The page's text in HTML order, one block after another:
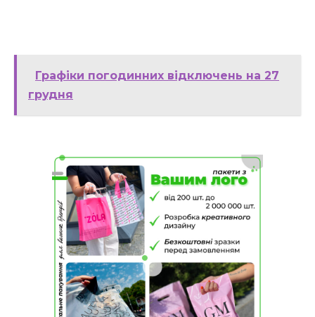
Графіки погодинних відключень на 27
грудня